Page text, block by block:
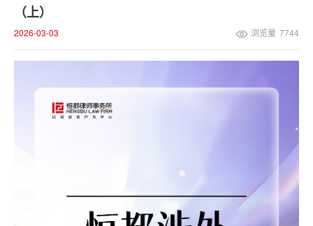
（上）
2026-03-03 浏览量 7744